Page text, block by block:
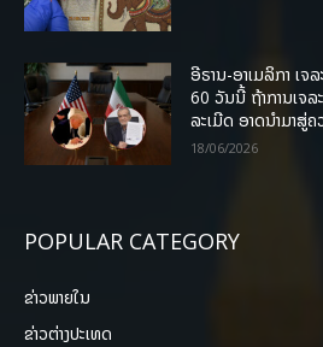
ອີຣານ-ອາເມລິກາ ເຈ
60 ວັນນີ້ ຖ້າການເຈ
ລະເມີດ ອາດນໍາມາສູ່
18/06/2026
POPULAR CATEGORY
ຂ່າວພາຍ​ໃນ
ຂ່າວຕ່າງປະເທດ